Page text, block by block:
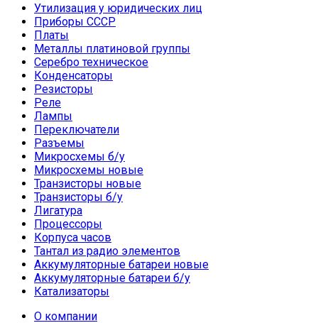
Утилизация у юридических лиц
Приборы СССР
Платы
Металлы платиновой группы
Серебро техническое
Конденсаторы
Резисторы
Реле
Лампы
Переключатели
Разъемы
Микросхемы б/у
Микросхемы новые
Транзисторы новые
Транзисторы б/у
Лигатура
Процессоры
Корпуса часов
Тантал из радио элементов
Аккумуляторные батареи новые
Аккумуляторные батареи б/у
Катализаторы
О компании